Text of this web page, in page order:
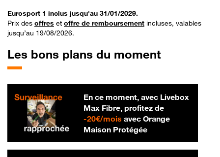
Eurosport 1 inclus jusqu'au 31/01/2029.
Prix des offres et offre de remboursement incluses, valables
jusqu’au 19/08/2026.
Les bons plans du moment
En ce moment, avec Livebox
Max Fibre, profitez de
-20€/mois20 € par mois
avec Orange
Maison Protégée